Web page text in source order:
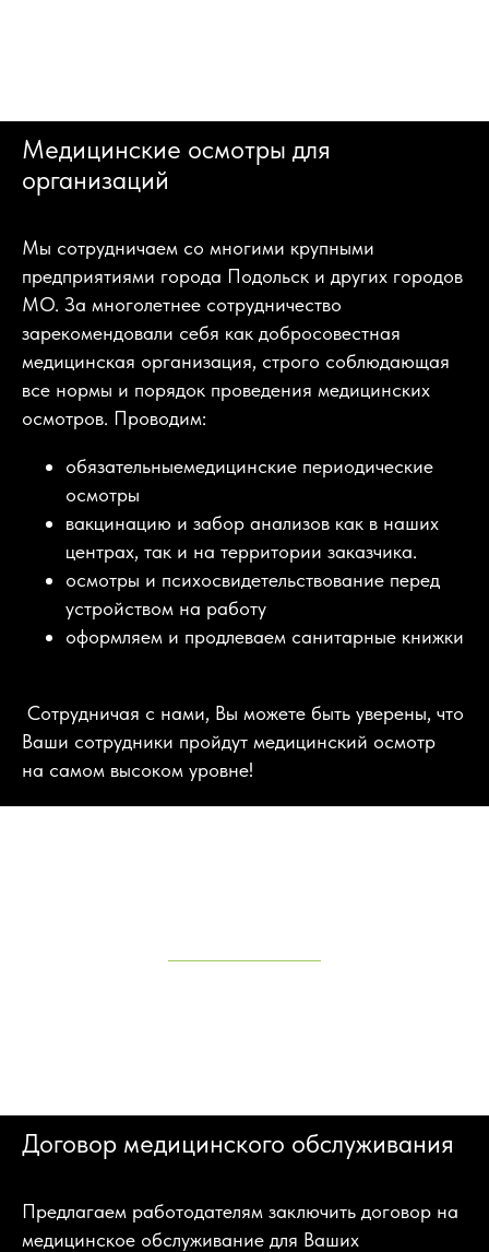
Медицинские осмотры для
организаций
Мы сотрудничаем со многими крупными
предприятиями города Подольск и других городов
МО. За многолетнее сотрудничество
зарекомендовали себя как добросовестная
медицинская организация, строго соблюдающая
все нормы и порядок проведения медицинских
осмотров. Проводим:
обязательныемедицинские периодические
осмотры
вакцинацию и забор анализов как в наших
центрах, так и на территории заказчика.
осмотры и психосвидетельствование перед
устройством на работу
оформляем и продлеваем санитарные книжки
Сотрудничая с нами, Вы можете быть уверены, что
Ваши сотрудники пройдут медицинский осмотр
на самом высоком уровне!
Договор медицинского обслуживания
Предлагаем работодателям заключить договор на
медицинское обслуживание для Ваших